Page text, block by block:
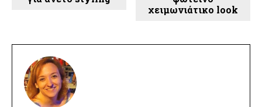
χειμωνιάτικο look